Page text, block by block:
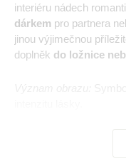
interiéru nádech
dárkem pro partnera
jinou výjimečnou
doplněk do ložnice